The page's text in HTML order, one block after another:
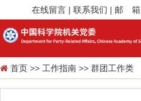
在线留言 | 联系我们 | 邮 箱
首页 >> 工作指南 >> 群团工作类